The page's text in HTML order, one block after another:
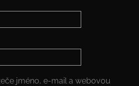
jméno, e-mail a webovou